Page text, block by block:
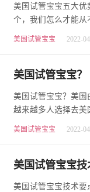
美国试管宝宝五大优
个，我们怎么才能从
呢?今天，以美国和
美国试管宝宝 2022-
美国试管宝宝？​
美国试管宝宝？美国
越来越多人选择去美
儿到底有多大的吸引
美国试管宝宝 2022-
美国试管宝宝技
美国试管宝宝技术要